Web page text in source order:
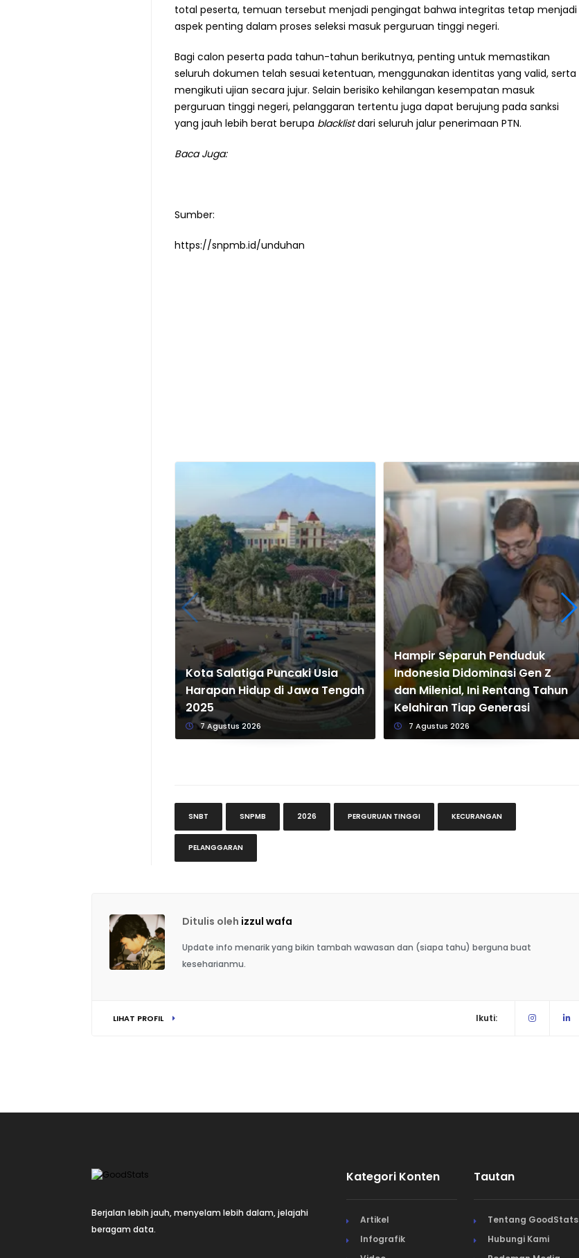
total peserta, temuan tersebut menjadi pengingat bahwa integritas tetap menjadi
aspek penting dalam proses seleksi masuk perguruan tinggi negeri.
Bagi calon peserta pada tahun-tahun berikutnya, penting untuk memastikan
seluruh dokumen telah sesuai ketentuan, menggunakan identitas yang valid, serta
mengikuti ujian secara jujur. Selain berisiko kehilangan kesempatan masuk
perguruan tinggi negeri, pelanggaran tertentu juga dapat berujung pada sanksi
yang jauh lebih berat berupa blacklistdari seluruh jalur penerimaan PTN.
Baca Juga:
Sumber:
https://snpmb.id/unduhan
Kota Salatiga Puncaki Usia
Harapan Hidup di Jawa Tengah
2025
7 Agustus 2026
Hampir Separuh Penduduk
Indonesia Didominasi Gen Z
dan Milenial, Ini Rentang Tahun
Kelahiran Tiap Generasi
7 Agustus 2026
SNBT SNPMB 2026 PERGURUAN TINGGI KECURANGAN
PELANGGARAN
Ditulis oleh izzul wafa
Update info menarik yang bikin tambah wawasan dan (siapa tahu) berguna buat
keseharianmu.
LIHAT PROFIL Ikuti:
Berjalan lebih jauh, menyelam lebih dalam, jelajahi
beragam data.
Kategori Konten
Artikel
Infografik
Tautan
Tentang GoodStats
Hubungi Kami